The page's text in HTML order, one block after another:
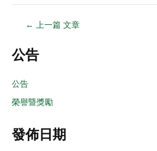
← 上一篇 文章
公告
公告
榮譽暨獎勵
發佈日期